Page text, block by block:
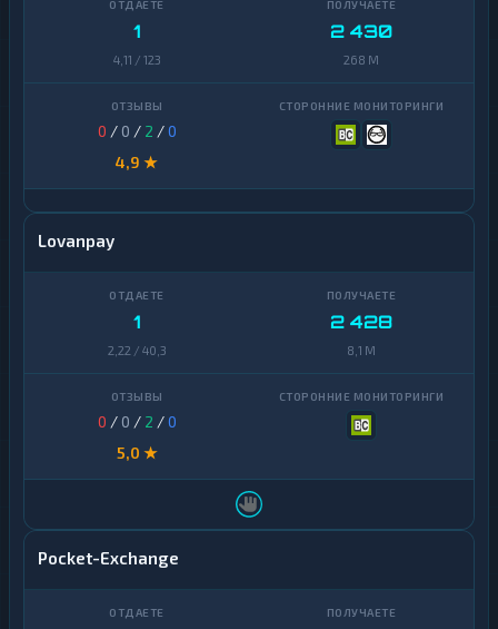
1
4,11 / 123
2 430
268 M
0 / 0 / 2 /0
4,9 ★
Lovanpay
1
2,22 / 40,3
2 428
8,1 M
0 / 0 / 2 /0
5,0 ★
Pocket-Exchange